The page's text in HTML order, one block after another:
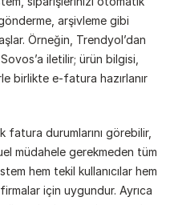
arşivleme gibi
Örneğin, Trendyol’dan
iletilir; ürün bilgisi,
birlikte e-fatura hazırlanır
fatura durumlarını görebilir,
müdahele gerekmeden tüm
hem tekil kullanıcılar hem
için uygundur. Ayrıca